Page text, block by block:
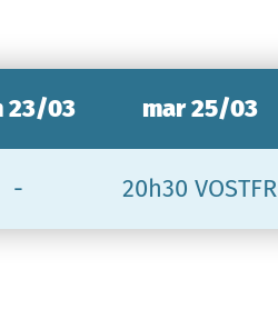
23/03
-
mar 25/03
20h30 VOSTFR